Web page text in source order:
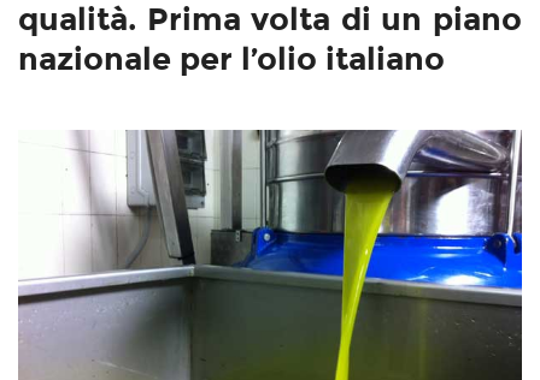
qualità. Prima volta di un piano
nazionale per l’olio italiano